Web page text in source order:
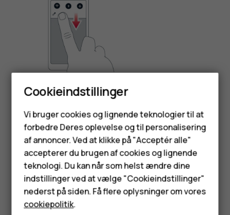
Smartphones
Feature-telefoner
Tilbehør
HMD Terra M
Tablets
Du kan aktivere funktioner ved at trykke på ikonerne til
hurtige indstillinger i underretningspanelet. Hvis du vil se
flere ikoner, skal du trække menuen ned.
Hvis du vil arrangere ikonerne på en ny måde, skal du
trykke påmode_edit, trykke på og holde et ikon og derefter
trække det til en anden placering.
Cookieindstillinger
Vi bruger cookies og lignende teknologier til at
forbedre Deres oplevelse og til personalisering
af annoncer. Ved at klikke på "Acceptér alle"
accepterer du brugen af cookies og lignende
teknologi. Du kan når som helst ændre dine
indstillinger ved at vælge "Cookieindstillinger"
nederst på siden. Få flere oplysninger om vores
cookiepolitik.